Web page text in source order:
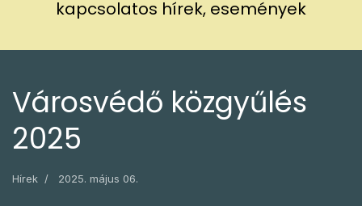
kapcsolatos hírek, események
Városvédő közgyűlés
2025
Hírek 2025. május 06.